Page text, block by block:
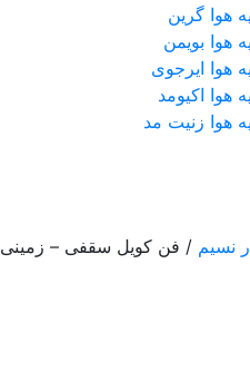
هوا گرین
هوا بویمن
هوا ایرجوی
هوا اکیومد
هوا زنیت مد
نسیم / فن کویل سقفی – زمینی 200 CFM آذرنسیم